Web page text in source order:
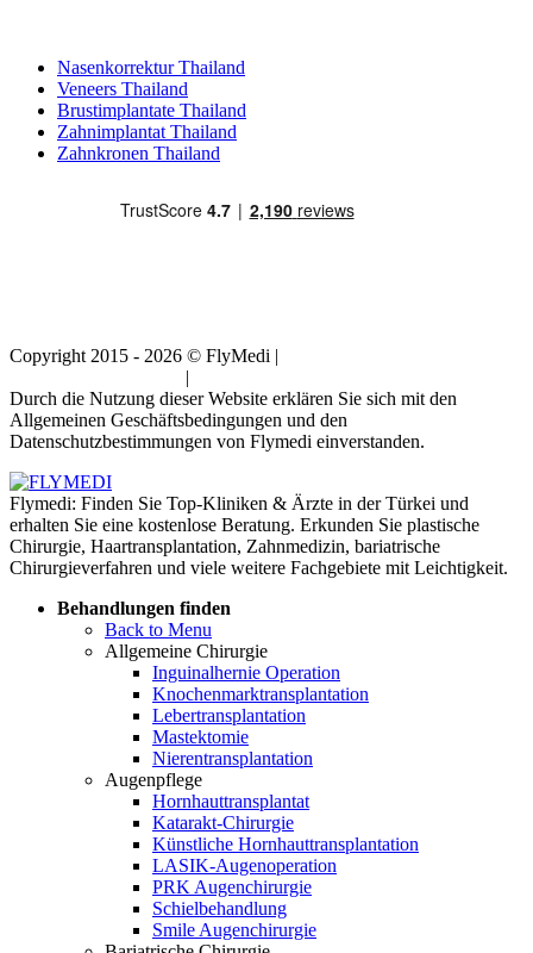
Nasenkorrektur Thailand
Veneers Thailand
Brustimplantate Thailand
Zahnimplantat Thailand
Zahnkronen Thailand
Copyright 2015 - 2026 © FlyMedi |
|
Durch die Nutzung dieser Website erklären Sie sich mit den
Allgemeinen Geschäftsbedingungen und den
Datenschutzbestimmungen von Flymedi einverstanden.
Flymedi: Finden Sie Top-Kliniken & Ärzte in der Türkei und
erhalten Sie eine kostenlose Beratung. Erkunden Sie plastische
Chirurgie, Haartransplantation, Zahnmedizin, bariatrische
Chirurgieverfahren und viele weitere Fachgebiete mit Leichtigkeit.
Behandlungen finden
Back to Menu
Allgemeine Chirurgie
Inguinalhernie Operation
Knochenmarktransplantation
Lebertransplantation
Mastektomie
Nierentransplantation
Augenpflege
Hornhauttransplantat
Katarakt-Chirurgie
Künstliche Hornhauttransplantation
LASIK-Augenoperation
PRK Augenchirurgie
Schielbehandlung
Smile Augenchirurgie